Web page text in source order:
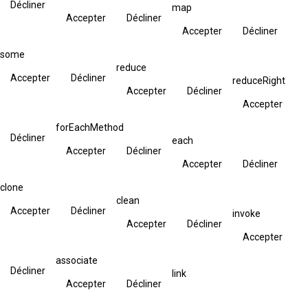
Décliner
Accepter
Décliner
map
Accepter Décliner
some
Accepter Décliner
reduce
Accepter Décliner
reduceRight
Accepter
Décliner
forEachMethod
Accepter Décliner
each
Accepter Décliner
clone
Accepter Décliner
clean
Accepter Décliner
invoke
Accepter
Décliner
associate
Accepter Décliner
link